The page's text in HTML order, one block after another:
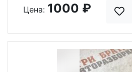
Цена: 1000 ₽